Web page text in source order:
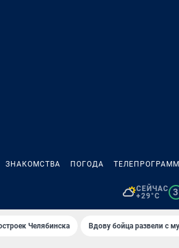
ЗНАКОМСТВА ПОГОДА
СЕЙЧАС
+29°C
3
Челябинска Вдову бойца развели с